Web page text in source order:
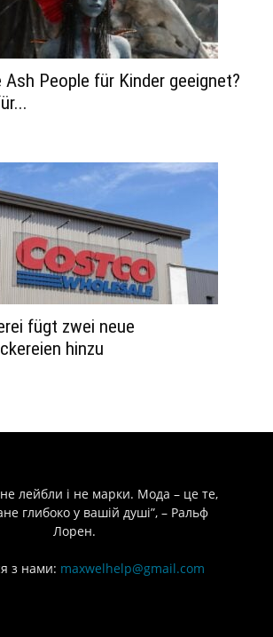
People für Kinder geeignet?
fügt zwei neue
hinzu
лейбли і не марки. Мода – це те,
глибоко у вашій душі”, – Ральф
Лорен.
з нами: maxwelhelp@gmail.com